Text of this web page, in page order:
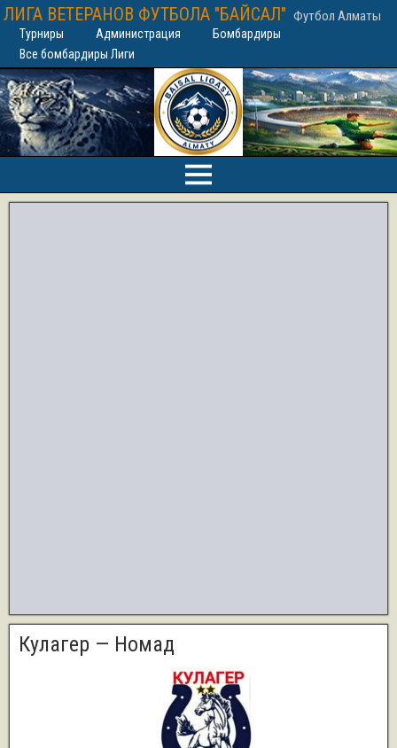
ЛИГА ВЕТЕРАНОВ ФУТБОЛА "БАЙСАЛ" Футбол Алматы
Турниры Администрация
Бомбардиры
Все бомбардиры Лиги
Кулагер — Номад